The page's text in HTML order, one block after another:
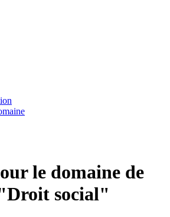
le domaine de
social"